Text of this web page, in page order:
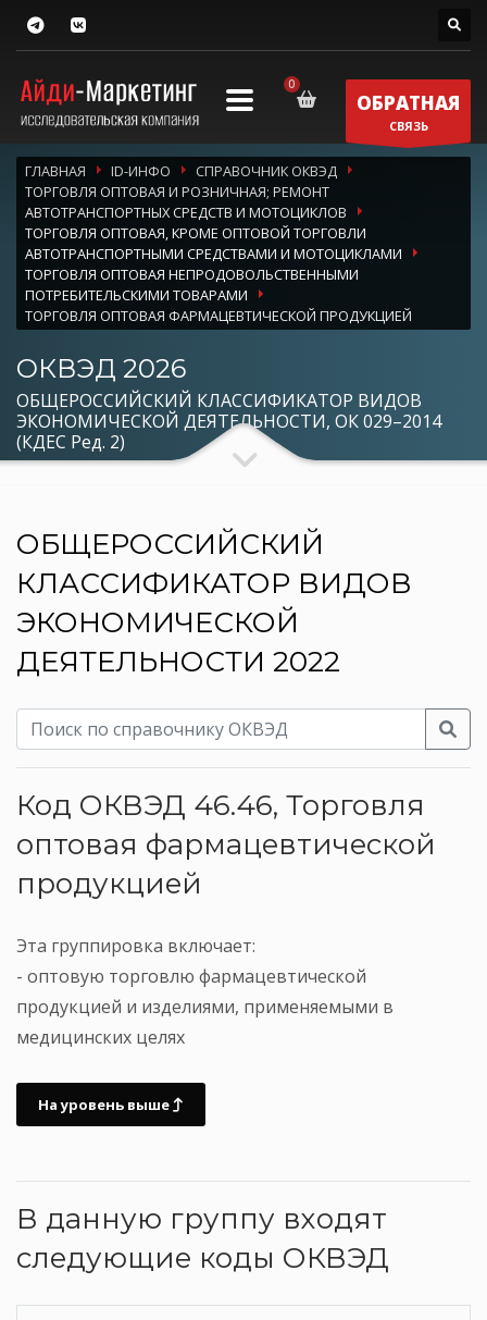
ОБРАТНАЯ
СВЯЗЬ
ГЛАВНАЯ ID-ИНФО
СПРАВОЧНИК ОКВЭД
ТОРГОВЛЯ ОПТОВАЯ И РОЗНИЧНАЯ; РЕМОНТ
АВТОТРАНСПОРТНЫХ СРЕДСТВ И МОТОЦИКЛОВ
ТОРГОВЛЯ ОПТОВАЯ, КРОМЕ ОПТОВОЙ ТОРГОВЛИ
АВТОТРАНСПОРТНЫМИ СРЕДСТВАМИ И МОТОЦИКЛАМИ
ТОРГОВЛЯ ОПТОВАЯ НЕПРОДОВОЛЬСТВЕННЫМИ
ПОТРЕБИТЕЛЬСКИМИ ТОВАРАМИ
ТОРГОВЛЯ ОПТОВАЯ ФАРМАЦЕВТИЧЕСКОЙ ПРОДУКЦИЕЙ
ОКВЭД 2026
ОБЩЕРОССИЙСКИЙ КЛАССИФИКАТОР ВИДОВ
ЭКОНОМИЧЕСКОЙ ДЕЯТЕЛЬНОСТИ, ОК 029–2014
(КДЕС Ред. 2)
ОБЩЕРОССИЙСКИЙ
КЛАССИФИКАТОР ВИДОВ
ЭКОНОМИЧЕСКОЙ
ДЕЯТЕЛЬНОСТИ 2022
Код ОКВЭД 46.46, Торговля
оптовая фармацевтической
продукцией
Эта группировка включает:
- оптовую торговлю фармацевтической
продукцией и изделиями, применяемыми в
медицинских целях
На уровень выше
В данную группу входят
следующие коды ОКВЭД